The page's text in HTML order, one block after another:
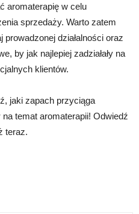
aromaterapię w celu
sprzedaży. Warto zatem
prowadzonej działalności oraz
by jak najlepiej zadziałały na
klientów.
jaki zapach przyciąga
temat aromaterapii! Odwiedź
teraz.